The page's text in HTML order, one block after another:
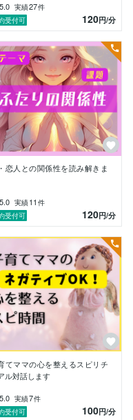
るのか
か
る
る
づける
？
かせる？
です☺️
も、
・・・・・
・・・・・
5.0 実績27件
受付可
120円/分
恋人との関係性を読み解きま
5.0 実績11 件
受付可
120円/分
てママの心を整えるスピリチ
ル対話します
5.0 実績7件
受付可
100円/分